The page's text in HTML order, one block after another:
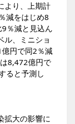
より、上期計
減をはじめ8
％減と見込ん
ル、ミニショ
円で同2％減
8,472億円で
ると予測し
拡大の影響に